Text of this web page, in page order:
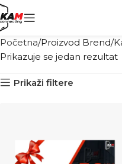
Početna Proizvod Brend
Prikazuje se jedan rezultat
Prikaži filtere